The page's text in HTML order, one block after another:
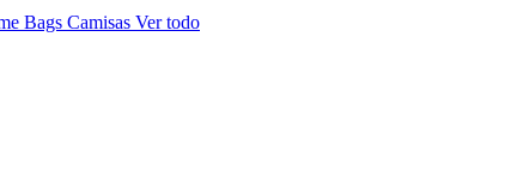
Bags Camisas Ver todo